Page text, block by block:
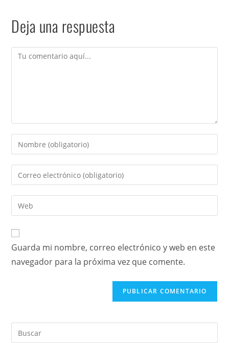
Deja una respuesta
Guarda mi nombre, correo electrónico y web en este
navegador para la próxima vez que comente.